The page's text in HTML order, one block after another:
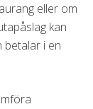
eller om
kan
betalar i en